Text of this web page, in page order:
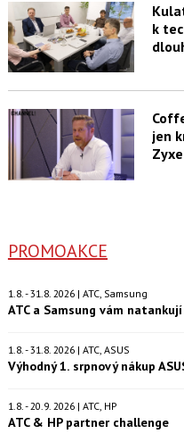
k
jen
PROMOAKCE
1.8. - 31.8. 2026 | ATC, Samsung
ATC a Samsung vám natankují
1.8. - 31.8. 2026 | ATC, ASUS
Výhodný 1. srpnový nákup
1.8. - 20.9. 2026 | ATC, HP
ATC & HP partner challenge